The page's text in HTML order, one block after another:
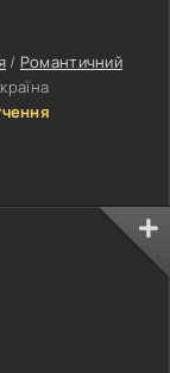
і
нові
вони
була дочкою
/ Романтичний